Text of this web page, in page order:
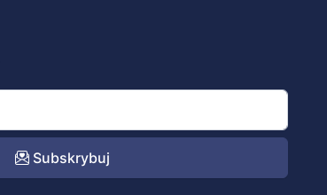
Subskrybuj